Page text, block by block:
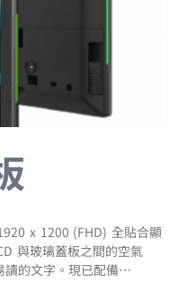
x 1200 (FHD) 全貼合顯
與玻璃蓋板之間的空氣
的文字。現已配備防指紋